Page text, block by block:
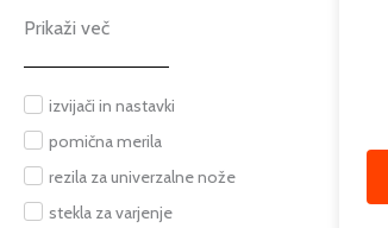
Prikaži več
izvijači in nastavki
pomična merila
rezila za univerzalne nože
stekla za varjenje